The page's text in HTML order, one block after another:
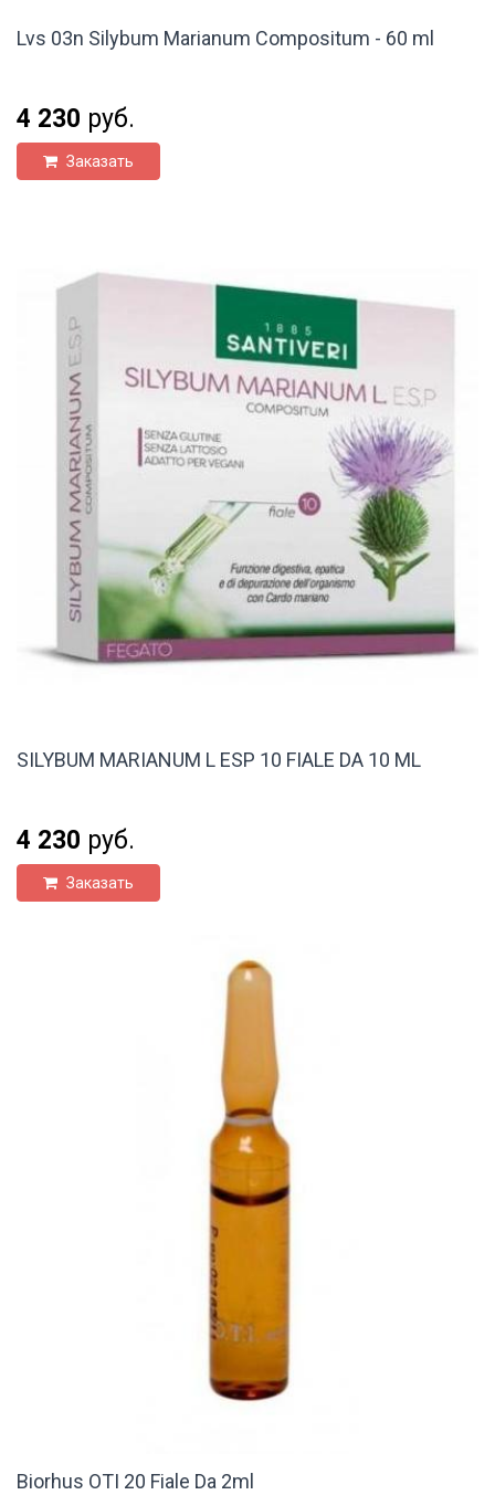
Lvs 03n Silybum Marianum Compositum - 60 ml
4 230 руб.
Заказать
SILYBUM MARIANUM L ESP 10 FIALE DA 10 ML
4 230 руб.
Заказать
Biorhus OTI 20 Fiale Da 2ml